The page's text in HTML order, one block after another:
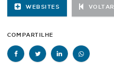
WEBSITES VOLTAR
COMPARTILHE